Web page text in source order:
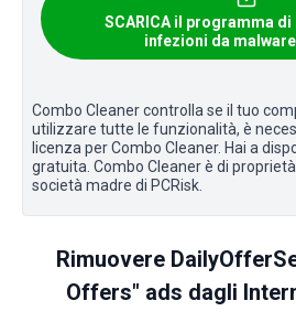
SCARICA il programma
infezioni da
Combo Cleaner controlla se il tuo
utilizzare tutte le funzionalità, è
licenza per Combo Cleaner. Hai a
gratuita. Combo Cleaner è di
società madre di PCRisk.
Rimuovere
Offers" ads dagli